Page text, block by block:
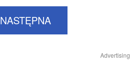
NASTĘPNA
Advertising